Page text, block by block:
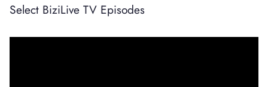
Select BiziLive TV Episodes